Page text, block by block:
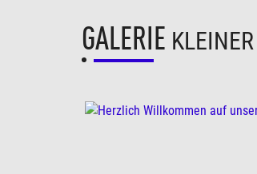
GALERIE